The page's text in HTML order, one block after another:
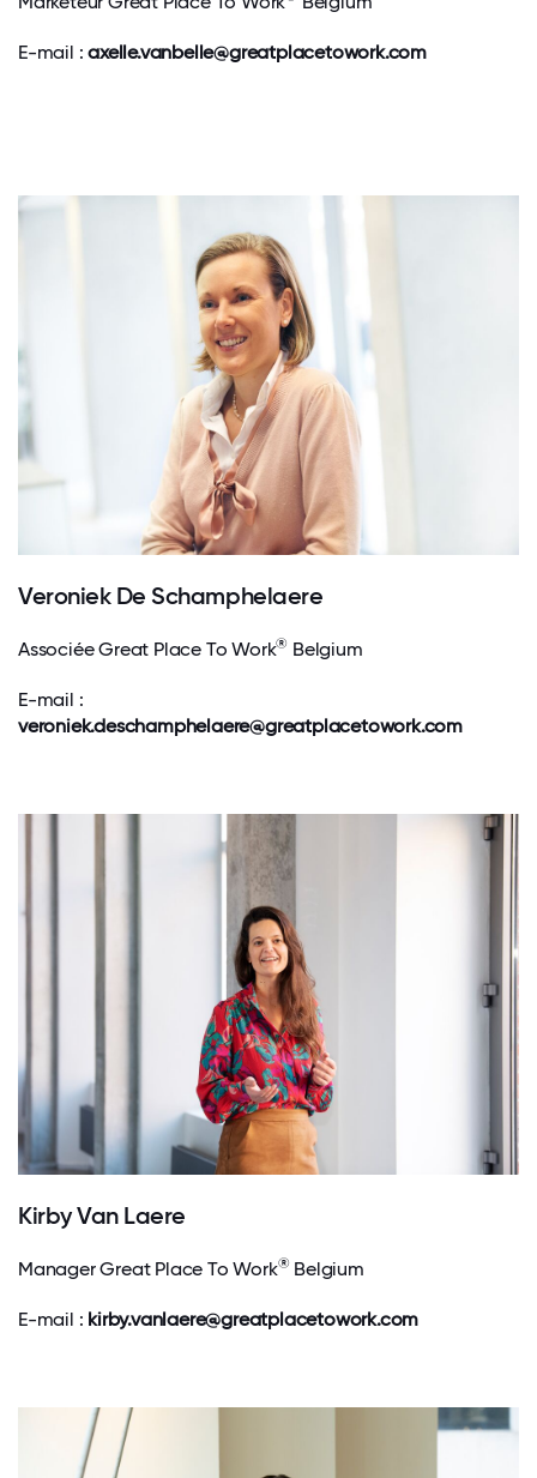
E-mail :axelle.vanbelle@greatplacetowork.com
Veroniek De Schamphelaere
Associée Great Place To Work® Belgium
E-mail :
veroniek.deschamphelaere@greatplacetowork.com
Kirby Van Laere
Manager Great Place To Work®Belgium
E-mail : kirby.vanlaere@greatplacetowork.com